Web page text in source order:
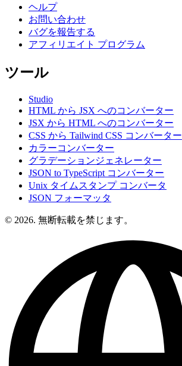
ヘルプ
お問い合わせ
バグを報告する
アフィリエイト プログラム
ツール
Studio
HTML から JSX へのコンバーター
JSX から HTML へのコンバーター
CSS から Tailwind CSS コンバーター
カラーコンバーター
グラデーションジェネレーター
JSON to TypeScript コンバーター
Unix タイムスタンプ コンバータ
JSON フォーマッタ
© 2026. 無断転載を禁じます。